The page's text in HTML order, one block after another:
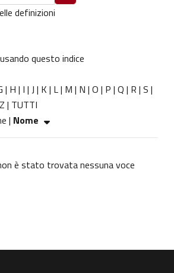
Cerca
definizioni
questo indice
| H | I | J | K | L| M | N | O | P | Q | R | S |
Z | TUTTI
| Nome
è stato trovata nessuna voce